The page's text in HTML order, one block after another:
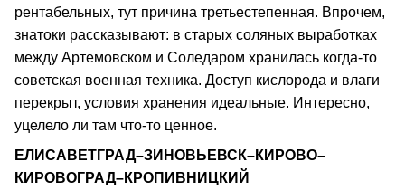
рентабельных, тут причина третьестепенная. Впрочем,
знатоки рассказывают: в старых соляных выработках
между Артемовском и Соледаром хранилась когда-то
советская военная техника. Доступ кислорода и влаги
перекрыт, условия хранения идеальные. Интересно,
уцелело ли там что-то ценное.
ЕЛИСАВЕТГРАД–ЗИНОВЬЕВСК–КИРОВО–
КИРОВОГРАД–КРОПИВНИЦКИЙ